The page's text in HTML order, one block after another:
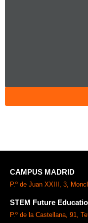
CAMPUS MADRID
P.º de Juan XXIII, 3,
STEM Future
P.º de la Castellana, 91,